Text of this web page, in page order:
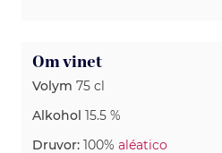
Om vinet
Volym 75 cl
Alkohol 15.5 %
Druvor: 100% aléatico